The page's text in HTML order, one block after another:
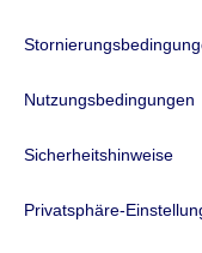
Nutzungsbedingungen
Sicherheitshinweise
Privatsphäre-